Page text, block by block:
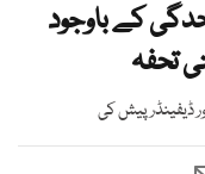
کے باوجود
تحفہ
ڈیفینڈر پیش کی